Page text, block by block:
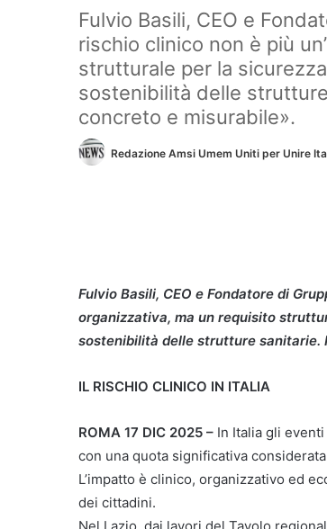
Fulvio Basili, CEO e
rischio clinico non è più
strutturale per la
sostenibilità delle
concreto e misurabile».
Redazione Amsi Umem Uniti per Unire
Fulvio Basili, CEO e Fondatore di
organizzativa, ma un requisito
sostenibilità delle strutture sanitarie.
IL RISCHIO CLINICO IN ITALIA
ROMA 17 DIC 2025 – In Italia gli
con una quota significativa
L’impatto è clinico, organizzativo ed
dei cittadini.